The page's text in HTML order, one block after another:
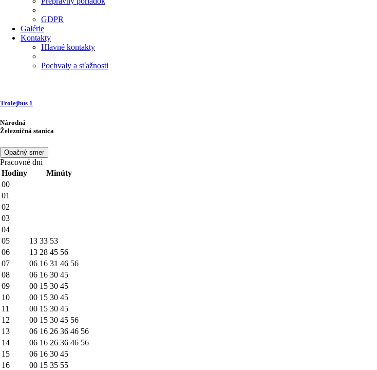
GDPR
Galérie
Kontakty
Hlavné kontakty
Pochvaly a sťažnosti
Trolejbus 1
Národná
Železničná stanica
Opačný smer
Pracovné dni
Hodiny
Minúty
00
01
02
03
04
05
13 33 53
06
13 28 45 56
07
06 16 31 46 56
08
06 16 30 45
09
00 15 30 45
10
00 15 30 45
11
00 15 30 45
12
00 15 30 45 56
13
06 16 26 36 46 56
14
06 16 26 36 46 56
15
06 16 30 45
16
00 15 35 55